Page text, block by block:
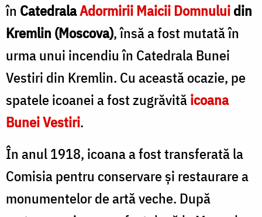
în CatedralaAdormirii Maicii Domnuluidin
Kremlin (Moscova), însă a fost mutată în
urma unui incendiu în Catedrala Bunei
Vestiri din Kremlin. Cu această ocazie, pe
spatele icoanei a fost zugrăvităicoana
Bunei Vestiri.
În anul 1918, icoana a fost transferată la
Comisia pentru conservare și restaurare a
monumentelor de artă veche. După